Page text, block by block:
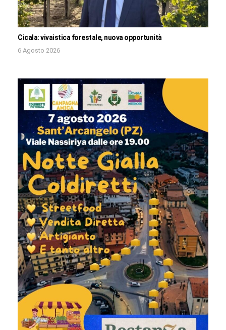
Cicala: vivaistica forestale, nuova opportunità
6 Agosto 2026